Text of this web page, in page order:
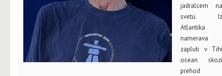
jadralcem na
svetu. Iz
Atlantika
namerava
zapluti v Tihi
ocean skozi
prehod